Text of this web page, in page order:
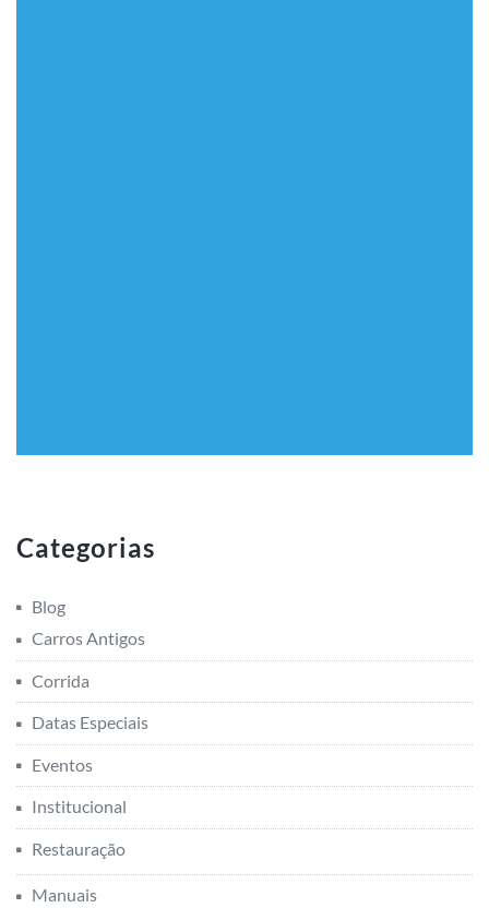
Categorias
Blog
Carros Antigos
Corrida
Datas Especiais
Eventos
Institucional
Restauração
Manuais